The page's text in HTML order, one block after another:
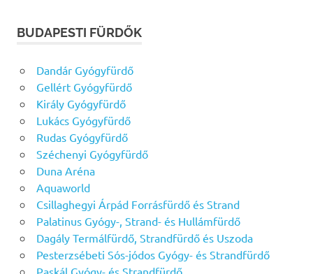
BUDAPESTI FÜRDŐK
Dandár Gyógyfürdő
Gellért Gyógyfürdő
Király Gyógyfürdő
Lukács Gyógyfürdő
Rudas Gyógyfürdő
Széchenyi Gyógyfürdő
Duna Aréna
Aquaworld
Csillaghegyi Árpád Forrásfürdő és Strand
Palatinus Gyógy-, Strand- és Hullámfürdő
Dagály Termálfürdő, Strandfürdő és Uszoda
Pesterzsébeti Sós-jódos Gyógy- és Strandfürdő